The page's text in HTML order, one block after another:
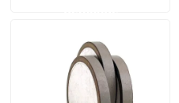
Les affaires